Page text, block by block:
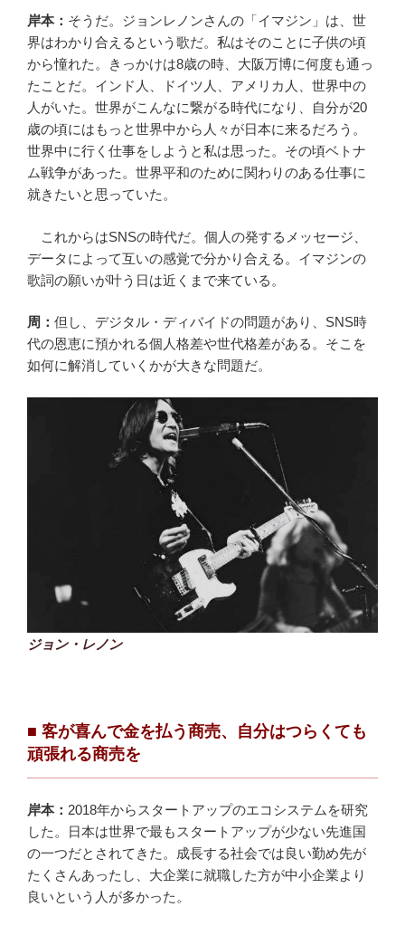
岸本： そうだ。ジョンレノンさんの「イマジン」は、世
界はわかり合えるという歌だ。私はそのことに子供の頃
から憧れた。きっかけは8歳の時、大阪万博に何度も通っ
たことだ。インド人、ドイツ人、アメリカ人、世界中の
人がいた。世界がこんなに繋がる時代になり、自分が20
歳の頃にはもっと世界中から人々が日本に来るだろう。
世界中に行く仕事をしようと私は思った。その頃ベトナ
ム戦争があった。世界平和のために関わりのある仕事に
就きたいと思っていた。
これからはSNSの時代だ。個人の発するメッセージ、
データによって互いの感覚で分かり合える。イマジンの
歌詞の願いが叶う日は近くまで来ている。
周： 但し、デジタル・ディバイドの問題があり、SNS時
代の恩恵に預かれる個人格差や世代格差がある。そこを
如何に解消していくかが大きな問題だ。
ジョン・レノン
■ 客が喜んで金を払う商売、自分はつらくても
頑張れる商売を
岸本： 2018年からスタートアップのエコシステムを研究
した。日本は世界で最もスタートアップが少ない先進国
の一つだとされてきた。成長する社会では良い勤め先が
たくさんあったし、大企業に就職した方が中小企業より
良いという人が多かった。